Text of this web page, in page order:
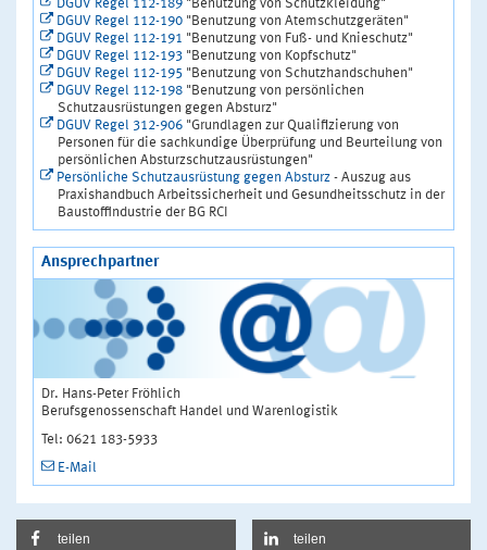
DGUV Regel 112-189 "Benutzung von Schutzkleidung"
DGUV Regel 112-190 "Benutzung von Atemschutzgeräten"
DGUV Regel 112-191 "Benutzung von Fuß- und Knieschutz"
DGUV Regel 112-193 "Benutzung von Kopfschutz"
DGUV Regel 112-195 "Benutzung von Schutzhandschuhen"
DGUV Regel 112-198 "Benutzung von persönlichen
Schutzausrüstungen gegen Absturz"
DGUV Regel 312-906 "Grundlagen zur Qualifizierung von
Personen für die sachkundige Überprüfung und Beurteilung von
persönlichen Absturzschutzausrüstungen"
Persönliche Schutzausrüstung gegen Absturz - Auszug aus
Praxishandbuch Arbeitssicherheit und Gesundheitsschutz in der
Baustoffindustrie der BG RCI
Ansprechpartner
Dr. Hans-Peter Fröhlich
Berufsgenossenschaft Handel und Warenlogistik
Tel: 0621 183-5933
E-Mail
teilen teilen